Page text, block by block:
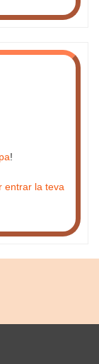
!
entrar la teva